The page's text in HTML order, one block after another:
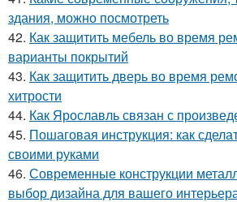
здания, можно посмотреть
42. Как защитить мебель во время
варианты покрытий
43. Как защитить дверь во время
хитрости
44. Как Ярославль связан с
45. Пошаговая инструкция: как
своими руками
46. Современные конструкции
выбор дизайна для вашего